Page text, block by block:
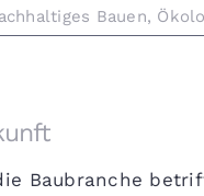
Bauen,
Baubranche